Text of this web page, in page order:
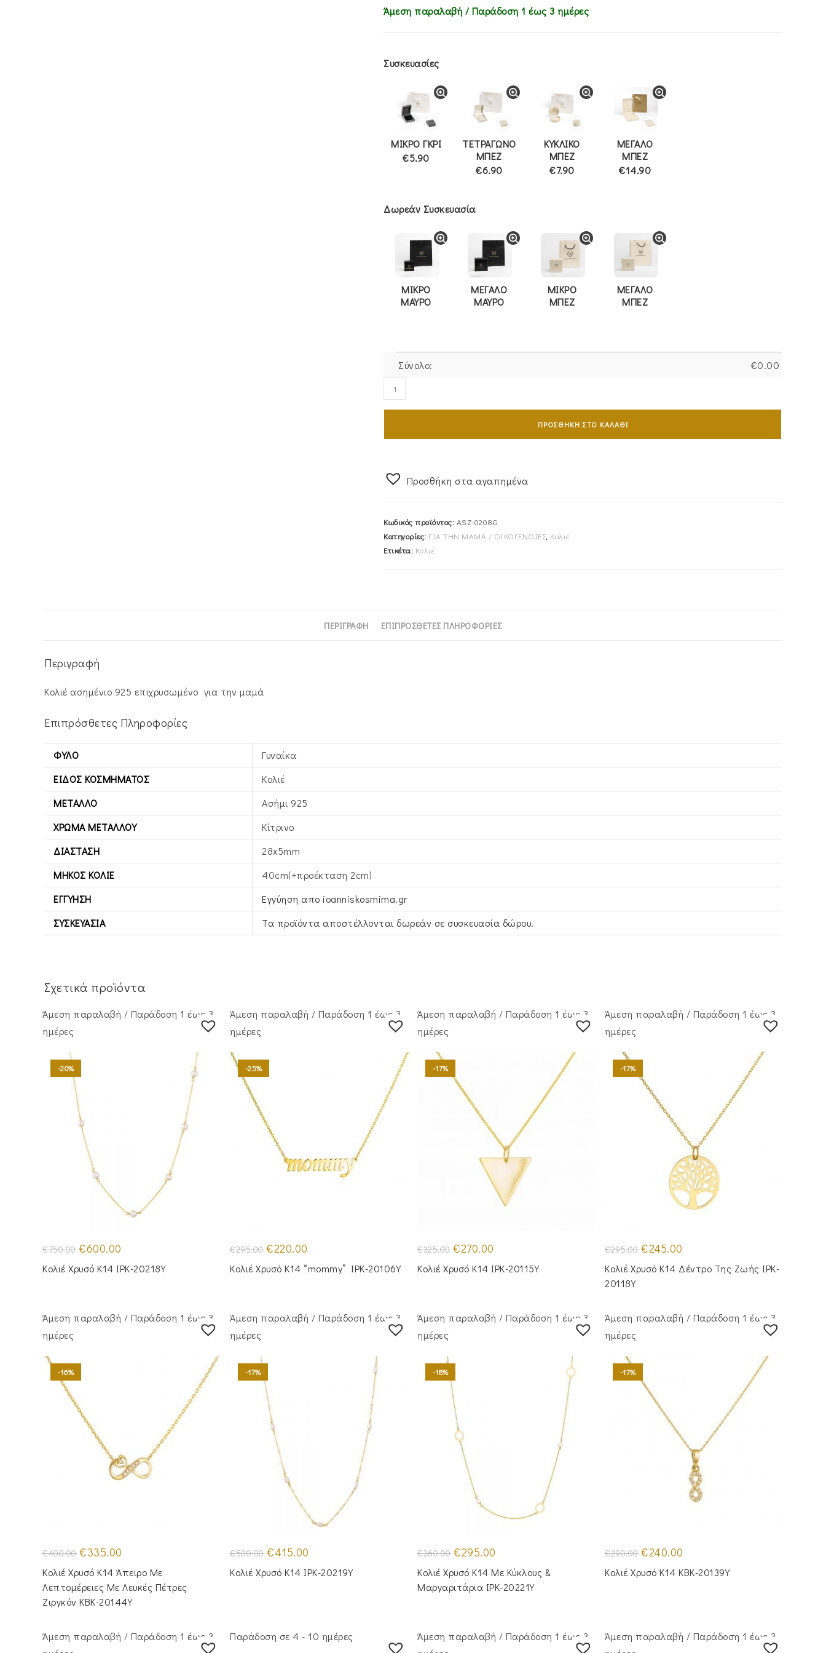
Άμεση παραλαβή / Παράδoση 1 έως 3 ημέρες
Συσκευασίες
ΜΙΚΡΟ ΓΚΡΙ
€5.90
ΤΕΤΡΑΓΩΝΟ
ΜΠΕΖ
€6.90
ΚΥΚΛΙΚΟ
ΜΠΕΖ
€7.90
ΜΕΓΑΛΟ
ΜΠΕΖ
€14.90
Δωρεάν Συσκευασία
ΜΙΚΡΟ
ΜΑΥΡΟ
ΜΕΓΑΛΟ
ΜΑΥΡΟ
ΜΙΚΡΟ
ΜΠΕΖ
ΜΕΓΑΛΟ
ΜΠΕΖ
Σύνολο: €0.00
Κολιέ
Ασημένιο
ποσότητα
ΠΡΟΣΘΉΚΗ ΣΤΟ ΚΑΛΆΘΙ
Προσθήκη στα αγαπημένα
Κωδικός προϊόντος: ASZ-0208G
Κατηγορίες: ΓΙΑ ΤΗΝ ΜΑΜΑ / ΟΙΚΟΓΕΝΟΙΕΣ, Κολιέ
Ετικέτα: Κολιέ
ΠΕΡΙΓΡΑΦΉ ΕΠΙΠΡΌΣΘΕΤΕΣ ΠΛΗΡΟΦΟΡΊΕΣ
Περιγραφή
Κολιέ ασημένιο 925 επιχρυσωμένο για την μαμά
Επιπρόσθετες Πληροφορίες
ΦΎΛΟ
Γυναίκα
ΕΊΔΟΣ ΚΟΣΜΉΜΑΤΟΣ
Κολιέ
ΜΈΤΑΛΛΟ
Ασήμι 925
ΧΡΏΜΑ ΜΕΤΆΛΛΟΥ
Κίτρινο
ΔΙΆΣΤΑΣΗ
28x5mm
ΜΉΚΟΣ ΚΟΛΙΈ
40cm(+προέκταση 2cm)
ΕΓΓΎΗΣΗ
Εγγύηση απο ioanniskosmima.gr
ΣΥΣΚΕΥΑΣΊΑ
Τα προϊόντα αποστέλλονται δωρεάν σε συσκευασία δώρου.
Σχετικά προϊόντα
Άμεση παραλαβή / Παράδoση 1 έως 3
ημέρες
-20%
€750.00 Original
price
was:
€750.00.
€600.00
τιμή
είναι:
Κολιέ Χρυσό Κ14 IPK-20218Y
Άμεση παραλαβή / Παράδoση 1 έως 3
ημέρες
-25%
€295.00 Original
price
was:
€295.00.
€220.00
είναι:
Κολιέ Χρυσό Κ14 “mommy” IPK-20106Y
Άμεση παραλαβή / Παράδoση 1 έως 3
ημέρες
-17%
€325.00 Original
price
was:
€325.00.
€270.00
τιμή
είναι:
Κολιέ Χρυσό Κ14 IPK-20115Y
Άμεση παραλαβή / Παράδoση 1 έως 3
ημέρες
-17%
€295.00 Original
price
was:
€295.00.
€245.00
τιμή
είναι:
Κολιέ Χρυσό Κ14 Δέντρο Της Ζωής IPK-
20118Y
Άμεση παραλαβή / Παράδoση 1 έως 3
ημέρες
-16%
€400.00 Original
price
was:
€400.00.
€335.00
είναι:
€335.00.
Κολιέ Χρυσό Κ14 Άπειρο Με
Λεπτομέρειες Με Λευκές Πέτρες
Ζιργκόν KBK-20144Y
Άμεση παραλαβή / Παράδoση 1 έως 3
ημέρες
-17%
€500.00 Original
price
was:
€500.00.
€415.00
τιμή
είναι:
Κολιέ Χρυσό Κ14 IPK-20219Y
Άμεση παραλαβή / Παράδoση 1 έως 3
ημέρες
-18%
€360.00 Original
price
was:
€360.00.
€295.00
τιμή
είναι:
€295.00.
Κολιέ Χρυσό Κ14 Με Κύκλους &
Μαργαριτάρια IPK-20221Y
Άμεση παραλαβή / Παράδoση 1 έως 3
ημέρες
-17%
€290.00 Original
price
was:
€290.00.
€240.00
τιμή
είναι:
Κολιέ Χρυσό Κ14 KBK-20139Y
Άμεση παραλαβή / Παράδoση 1 έως 3
Παράδοση σε 4 - 10 ημέρες
Άμεση παραλαβή / Παράδoση 1 έως 3
Άμεση παραλαβή / Παράδoση 1 έως 3